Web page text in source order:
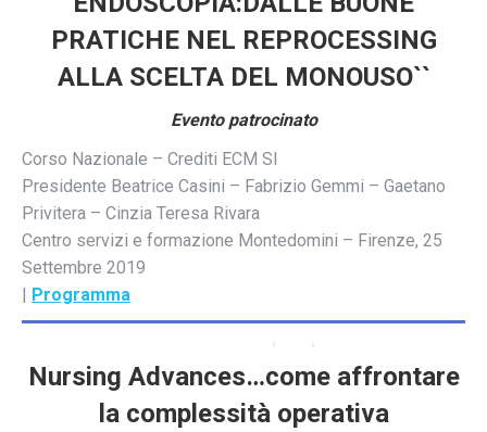
PRATICHE NEL REPROCESSING
ALLA SCELTA DEL MONOUSO``
Evento patrocinato
Corso Nazionale – Crediti ECM SI
Presidente Beatrice Casini – Fabrizio Gemmi – Gaetano
Privitera – Cinzia Teresa Rivara
Centro servizi e formazione Montedomini – Firenze, 25
Settembre 2019
| Programma
Nursing Advances…come affrontare
la complessità operativa